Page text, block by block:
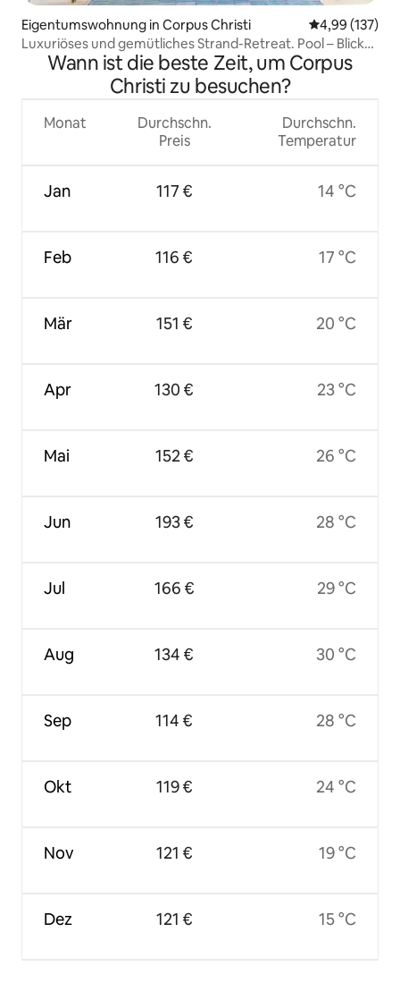
Eigentumswohnung in Corpus Christi
4,99 (137)
Luxuriöses und gemütliches Strand-Retreat. Pool – Blick
auf den Sonnenuntergang!
Wann ist die beste Zeit, um Corpus
Christi zu besuchen?
Monat
Jan
Feb
Mär
Apr
Mai
Jun
Jul
Aug
Sep
Okt
Nov
Dez
Durchschn.
Preis
117 €
116 €
151 €
130 €
152 €
193 €
166 €
134 €
114 €
119 €
121 €
121 €
Durchschn.
Temperatur
14 °C
17 °C
20 °C
23 °C
26 °C
28 °C
29 °C
30 °C
28 °C
24 °C
19 °C
15 °C